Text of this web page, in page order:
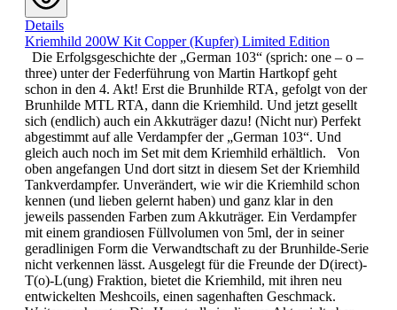
Details
Kriemhild 200W Kit Copper (Kupfer) Limited Edition
Die Erfolgsgeschichte der „German 103“ (sprich: one – o –
three) unter der Federführung von Martin Hartkopf geht
schon in den 4. Akt! Erst die Brunhilde RTA, gefolgt von der
Brunhilde MTL RTA, dann die Kriemhild. Und jetzt gesellt
sich (endlich) auch ein Akkuträger dazu! (Nicht nur) Perfekt
abgestimmt auf alle Verdampfer der „German 103“. Und
gleich auch noch im Set mit dem Kriemhild erhältlich. Von
oben angefangen Und dort sitzt in diesem Set der Kriemhild
Tankverdampfer. Unverändert, wie wir die Kriemhild schon
kennen (und lieben gelernt haben) und ganz klar in den
jeweils passenden Farben zum Akkuträger. Ein Verdampfer
mit einem grandiosen Füllvolumen von 5ml, der in seiner
geradlinigen Form die Verwandtschaft zu der Brunhilde-Serie
nicht verkennen lässt. Ausgelegt für die Freunde der D(irect)-
T(o)-L(ung) Fraktion, bietet die Kriemhild, mit ihren neu
entwickelten Meshcoils, einen sagenhaften Geschmack.